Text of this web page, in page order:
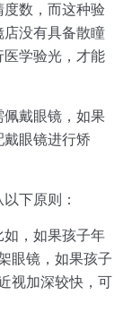
数，而这种验
没有具备散瞳
医学验光，才能
戴眼镜，如果
眼镜进行矫
下原则：
，如果孩子年
眼镜，如果孩子
视加深较快，可